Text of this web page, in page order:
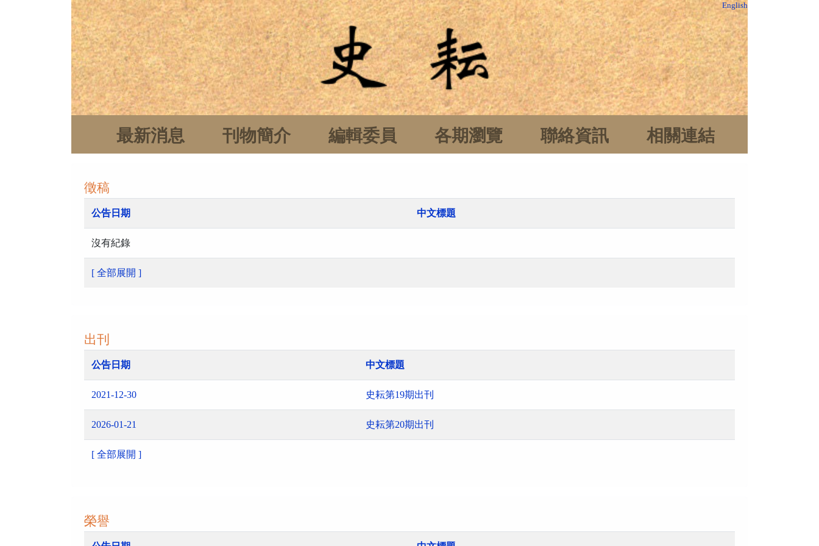
English
最新消息 刊物簡介 編輯委員 各期瀏覽 聯絡資訊 相關連結
徵稿
公告日期 中文標題
沒有紀錄
[ 全部展開 ]
出刊
公告日期 中文標題
2021-12-30 史耘第19期出刊
2026-01-21 史耘第20期出刊
[ 全部展開 ]
榮譽